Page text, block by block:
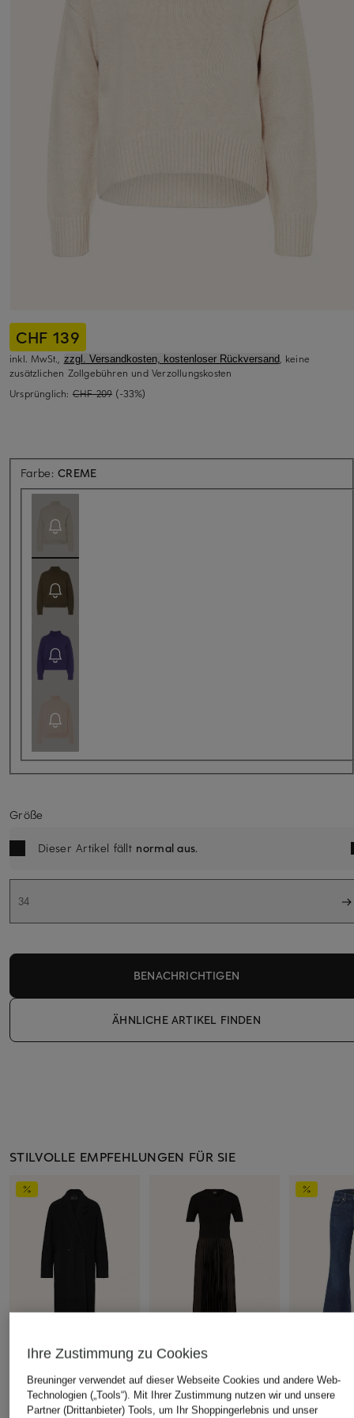
CHF 139
inkl. MwSt., zzgl. Versandkosten, kostenloser Rückversand, keine
zusätzlichen Zollgebühren und Verzollungskosten
Ursprünglich: CHF 209 (-33%)
Farbe:CREMEAktuell nicht verfügbar
Größe
Dieser Artikel fällt normal aus.
34
BENACHRICHTIGEN
ÄHNLICHE ARTIKEL FINDEN
STILVOLLE EMPFEHLUNGEN FÜR SIE
Wollmantel
CHF 389
Kleid FADRIDI im
Materialmix mit Plissees
Flared
FLARE
Ihre Zustimmung zu Cookies
Breuninger verwendet auf dieser Webseite Cookies und andere Web-
Technologien („Tools“). Mit Ihrer Zustimmung nutzen wir und unsere
Partner (Drittanbieter) Tools, um Ihr Shoppingerlebnis und unser